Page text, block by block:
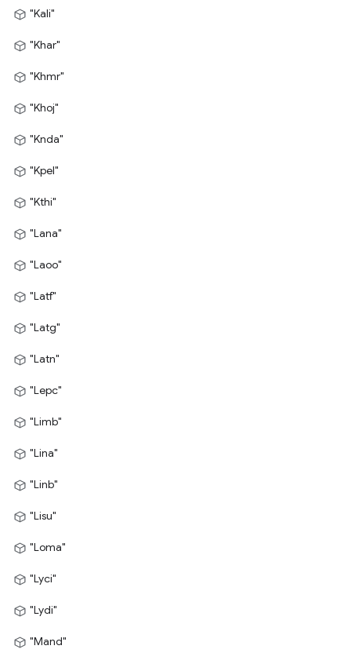
"Kali"
"Khar"
"Khmr"
"Khoj"
"Knda"
"Kpel"
"Kthi"
"Lana"
"Laoo"
"Latf"
"Latg"
"Latn"
"Lepc"
"Limb"
"Lina"
"Linb"
"Lisu"
"Loma"
"Lyci"
"Lydi"
"Mand"